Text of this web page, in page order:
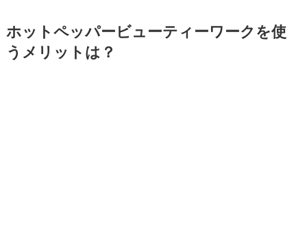
ホットペッパービューティーワークを使
うメリットは？